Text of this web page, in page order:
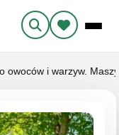
owoców i warzyw.